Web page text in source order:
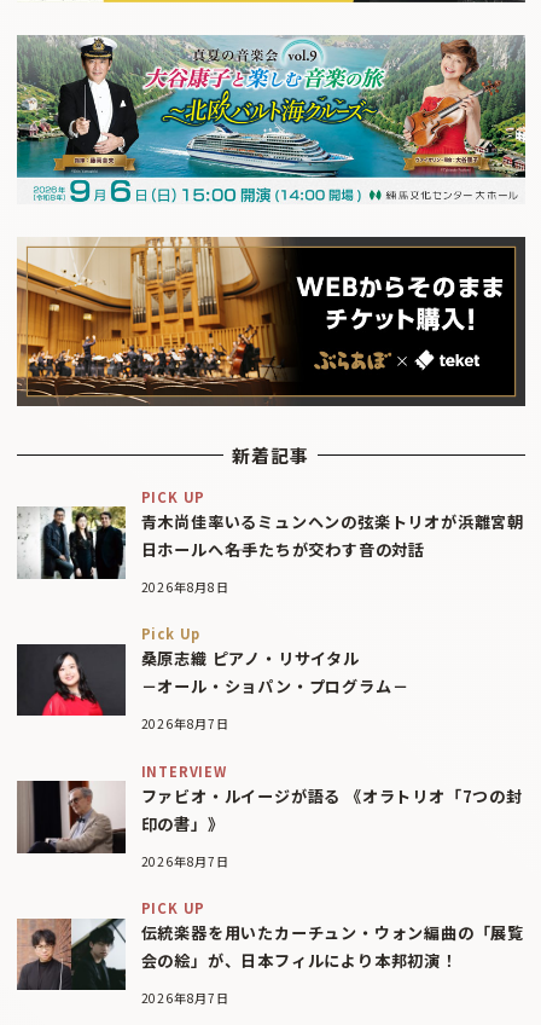
新着記事
PICK UP
青木尚佳率いるミュンヘンの弦楽トリオが浜離宮朝
日ホールへ――名手たちが交わす音の対話
2026年8月8日
Pick Up
桑原志織 ピアノ・リサイタル
－オール・ショパン・プログラム－
2026年8月7日
INTERVIEW
ファビオ・ルイージが語る 《オラトリオ「7つの封
印の書」》
2026年8月7日
PICK UP
伝統楽器を用いたカーチュン・ウォン編曲の「展覧
会の絵」が、日本フィルにより本邦初演！
2026年8月7日